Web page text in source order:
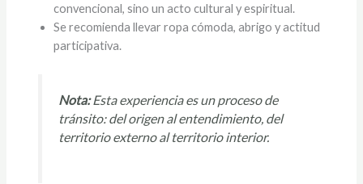
convencional, sino un acto cultural y espiritual.
Se recomienda llevar ropa cómoda, abrigo y actitud
participativa.
Nota:Esta experiencia es un proceso de
tránsito: del origen al entendimiento, del
territorio externo al territorio interior.